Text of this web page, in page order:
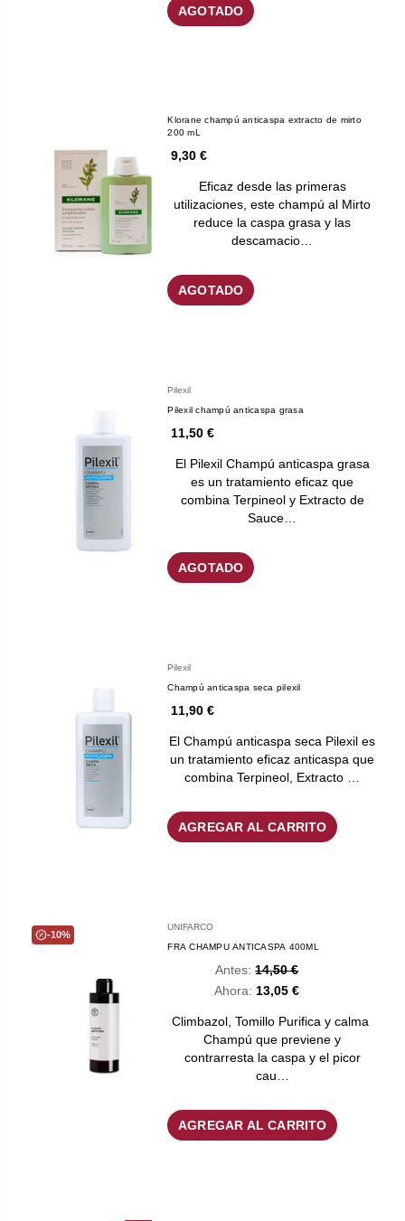
AGOTADO
Klorane champú anticaspa extracto de mirto
200 mL
9,30 €
Eficaz desde las primeras
utilizaciones, este champú al Mirto
reduce la caspa grasa y las
descamacio…
AGOTADO
Pilexil
Pilexil champú anticaspa grasa
11,50 €
El Pilexil Champú anticaspa grasa
es un tratamiento eficaz que
combina Terpineol y Extracto de
Sauce…
AGOTADO
Pilexil
Champú anticaspa seca pilexil
11,90 €
El Champú anticaspa seca Pilexil es
un tratamiento eficaz anticaspa que
combina Terpineol, Extracto …
AGREGAR AL CARRITO
-10%
UNIFARCO
FRA CHAMPU ANTICASPA 400ML
Ahora: 13,05 €
Antes: 14,50 €
Climbazol, Tomillo ​​​​​Purifica y calma ​
Champú que previene y
contrarresta la caspa y el picor
cau…
AGREGAR AL CARRITO